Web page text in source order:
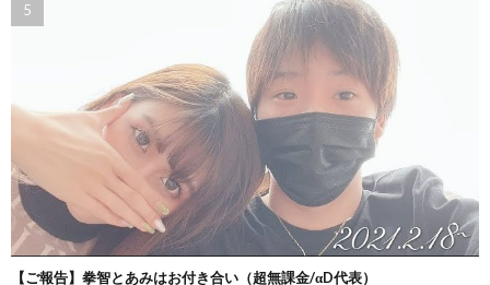
【ご報告】拳智とあみはお付き合い（超無課金/αD代表）